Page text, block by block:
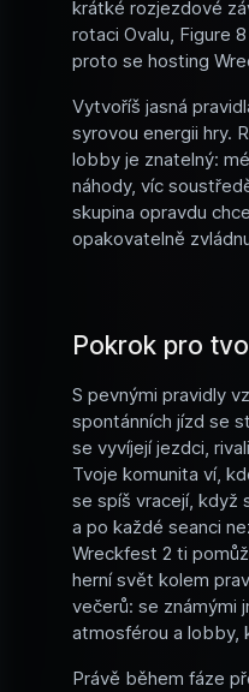
krátké rozjezdové
rotaci Ovalu, Figure
proto se hosting
Vytvoříš jasná
syrovou energii hry.
lobby je znatelný:
náhody, víc
skupina opravdu
opakovatelně
Pokrok pro
S pevnými pravidly
spontánních jízd se
se vyvíjejí jezdci,
Tvoje komunita ví,
se spíš vracejí, když
a po každé seanci
Wreckfest 2 ti
herní svět kolem
večerů: se známými
atmosférou a lobby,
Právě během fáze